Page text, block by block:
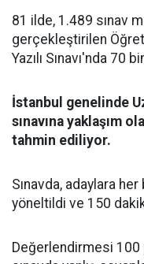
81 ilde, 1.489 sınav
gerçekleştirilen
Yazılı Sınavı'nda 70
İstanbul genelinde
sınavına yaklaşım
tahmin ediliyor.
Sınavda, adaylara
yöneltildi ve 150
Değerlendirmesi 100